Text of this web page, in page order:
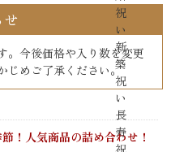
祝
い
新
築
祝
い
長
寿
。今後価格や入り数を変更
じめご了承ください。
！人気商品の詰め合わせ！